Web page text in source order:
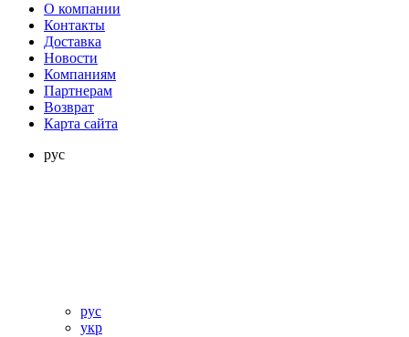
О компании
Контакты
Доставка
Новости
Компаниям
Партнерам
Возврат
Карта сайта
рус
рус
укр